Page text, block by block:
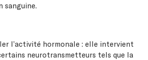
sanguine.
l’activité hormonale : elle intervient
neurotransmetteurs tels que la